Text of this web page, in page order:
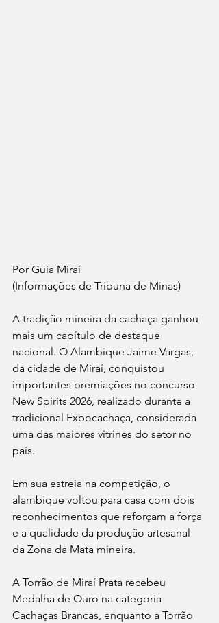
Por Guia Miraí
(Informações de Tribuna de Minas)
A tradição mineira da cachaça ganhou
mais um capítulo de destaque
nacional. O Alambique Jaime Vargas,
da cidade de Miraí, conquistou
importantes premiações no concurso
New Spirits 2026, realizado durante a
tradicional Expocachaça, considerada
uma das maiores vitrines do setor no
país.
Em sua estreia na competição, o
alambique voltou para casa com dois
reconhecimentos que reforçam a força
e a qualidade da produção artesanal
da Zona da Mata mineira.
A Torrão de Miraí Prata recebeu
Medalha de Ouro na categoria
Cachaças Brancas, enquanto a Torrão